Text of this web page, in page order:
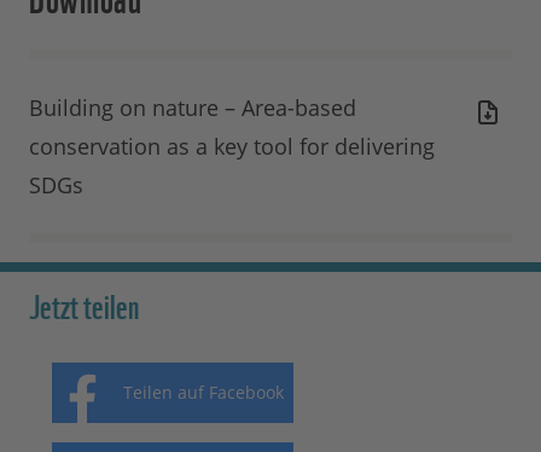
Building on nature – Area-based
conservation as a key tool for delivering
SDGs
Jetzt teilen
Teilen auf Facebook